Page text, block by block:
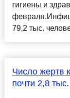
гигиены и
79,2 тыс.
Число жертв
почти 2,8